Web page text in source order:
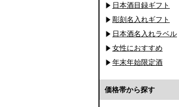
日本酒目録ギフト
彫刻名入れギフト
日本酒名入れラベル
女性におすすめ
年末年始限定酒
価格帯から探す